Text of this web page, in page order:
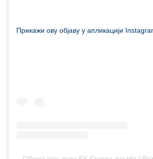
Прикажи ову објаву у апликацији